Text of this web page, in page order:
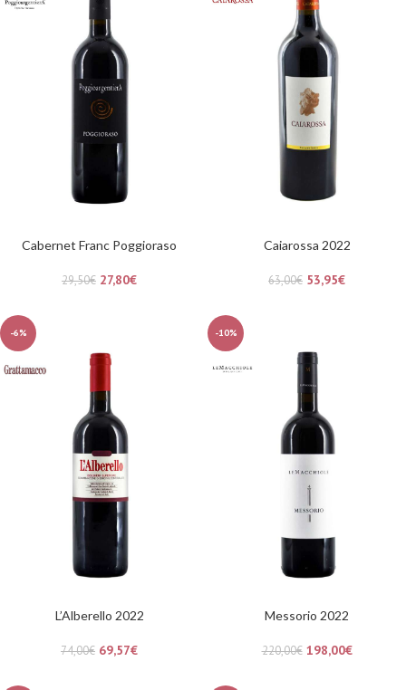
Cabernet Franc Poggioraso
29,50€ 27,80€
Caiarossa 2022
63,00€ 53,95€
-6%
L’Alberello 2022
74,00€ 69,57€
-10%
Messorio 2022
220,00€ 198,00€